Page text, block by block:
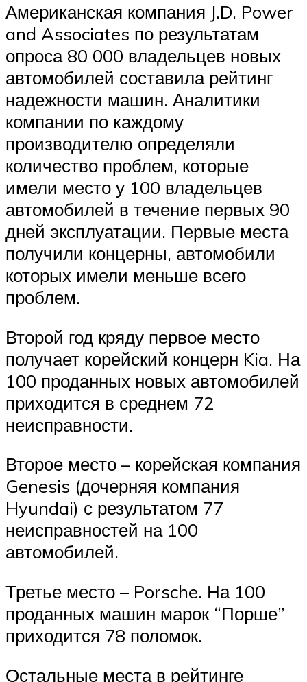
Американская компания J.D. Power
and Associates по результатам
опроса 80 000 владельцев новых
автомобилей составила рейтинг
надежности машин. Аналитики
компании по каждому
производителю определяли
количество проблем, которые
имели место у 100 владельцев
автомобилей в течение первых 90
дней эксплуатации. Первые места
получили концерны, автомобили
которых имели меньше всего
проблем.
Второй год кряду первое место
получает корейский концерн Kia. На
100 проданных новых автомобилей
приходится в среднем 72
неисправности.
Второе место – корейская компания
Genesis (дочерняя компания
Hyundai) с результатом 77
неисправностей на 100
автомобилей.
Третье место – Porsche. На 100
проданных машин марок “Порше”
приходится 78 поломок.
Остальные места в рейтинге